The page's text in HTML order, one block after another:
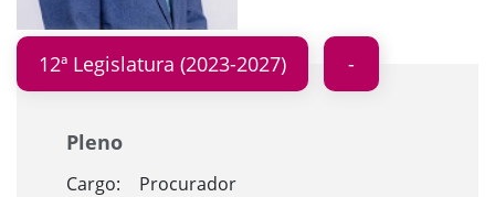
12ª Legislatura (2023-2027)
Pleno
Cargo:
Procurador